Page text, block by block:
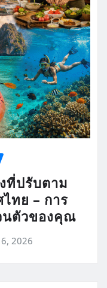
ที่ปรับตาม
ทย – การ
นตัวของคุณ
2026